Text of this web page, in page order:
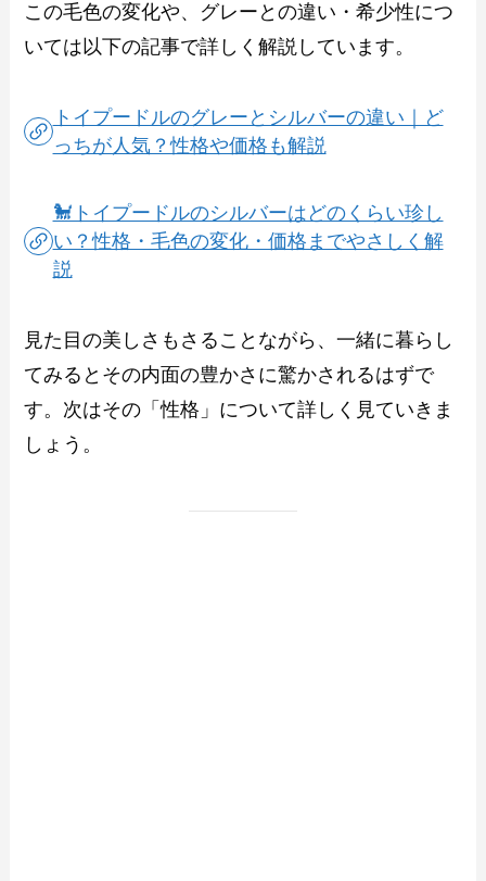
この毛色の変化や、グレーとの違い・希少性につ
いては以下の記事で詳しく解説しています。
トイプードルのグレーとシルバーの違い｜ど
っちが人気？性格や価格も解説
🐩トイプードルのシルバーはどのくらい珍し
い？性格・毛色の変化・価格までやさしく解
説
見た目の美しさもさることながら、一緒に暮らし
てみるとその内面の豊かさに驚かされるはずで
す。次はその「性格」について詳しく見ていきま
しょう。